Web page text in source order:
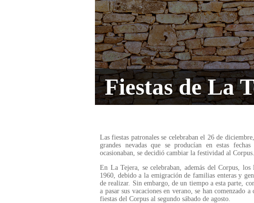
Fiestas de La
Las fiestas patronales se celebraban el 26 de
grandes nevadas que se producían en estas
ocasionaban, se decidió cambiar la festividad al Corpus.
En La Tejera, se celebraban, además del Corpus,
1960, debido a la emigración de familias enteras y
de realizar. Sin embargo, de un tiempo a esta parte,
a pasar sus vacaciones en verano, se han comenzado
fiestas del Corpus al segundo sábado de agosto.